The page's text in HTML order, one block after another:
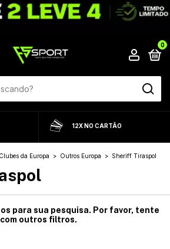
0
12X NO CARTÃO
Clubes da Europa > Outros Europa > Sheriff Tiraspol
para sua pesquisa. Por favor, tente
com outros filtros.